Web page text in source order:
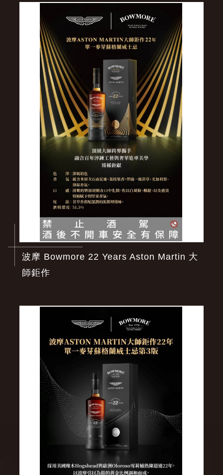
波摩 Bowmore 22 Years Aston Martin 大
師鉅作